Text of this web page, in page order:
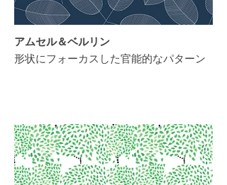
アムセル＆ベルリン
形状にフォーカスした官能的なパターン